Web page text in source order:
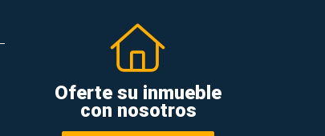
Oferte su inmueble
con nosotros